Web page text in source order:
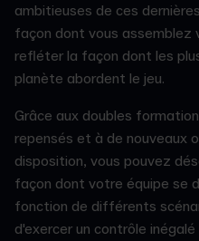
ambitieuses de ces
façon dont vous assemblez
refléter la façon dont les
planète abordent le jeu.
Grâce aux doubles
repensés et à de nouveaux
disposition, vous pouvez
façon dont votre équipe se
fonction de différents
d'exercer un contrôle